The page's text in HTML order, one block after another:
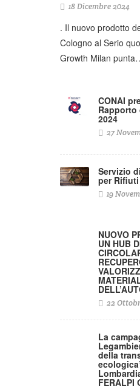
18 Dicembre 2024
. Il nuovo prodotto
Cologno al Serio
Growth Milan
CONAI
2024
27
Servizio
per
19
NUOVO
UN HUB
22
La
della
FERALPI